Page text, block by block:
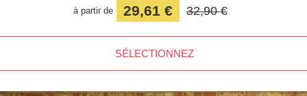
à partir de 29,61 € 32,90 €
SÉLECTIONNEZ